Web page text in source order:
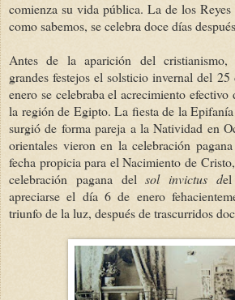
comienza su vida pública. La de los
como sabemos, se celebra doce días
Antes de la aparición del cristianismo,
grandes festejos el solsticio invernal del
enero se celebraba el acrecimiento
la región de Egipto. La fiesta de la
surgió de forma pareja a la Natividad en
orientales vieron en la celebración
fecha propicia para el Nacimiento de
celebración pagana delsol invictus d
apreciarse el día 6 de enero
triunfo de la luz, después de trascurridos